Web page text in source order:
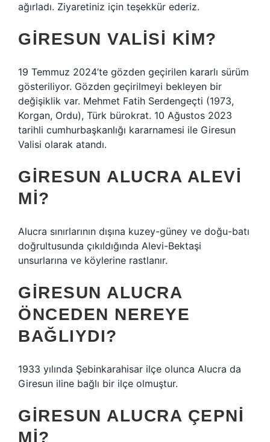
ağırladı. Ziyaretiniz için teşekkür ederiz.
GIRESUN VALISI KIM?
19 Temmuz 2024’te gözden geçirilen kararlı sürüm
gösteriliyor. Gözden geçirilmeyi bekleyen bir
değişiklik var. Mehmet Fatih Serdengeçti (1973,
Korgan, Ordu), Türk bürokrat. 10 Ağustos 2023
tarihli cumhurbaşkanlığı kararnamesi ile Giresun
Valisi olarak atandı.
GIRESUN ALUCRA ALEVI
MI?
Alucra sınırlarının dışına kuzey-güney ve doğu-batı
doğrultusunda çıkıldığında Alevi-Bektaşi
unsurlarına ve köylerine rastlanır.
GIRESUN ALUCRA
ÖNCEDEN NEREYE
BAĞLIYDI?
1933 yılında Şebinkarahisar ilçe olunca Alucra da
Giresun iline bağlı bir ilçe olmuştur.
GIRESUN ALUCRA ÇEPNI
MI?